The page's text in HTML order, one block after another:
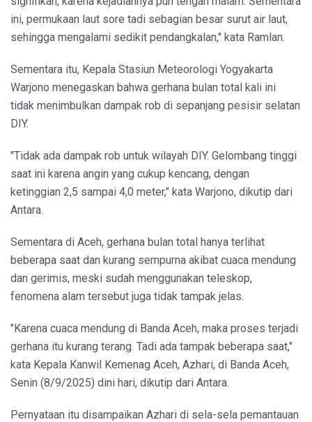
ini, permukaan laut sore tadi sebagian besar surut air laut,
sehingga mengalami sedikit pendangkalan," kata Ramlan.
Sementara itu, Kepala Stasiun Meteorologi Yogyakarta
Warjono menegaskan bahwa gerhana bulan total kali ini
tidak menimbulkan dampak rob di sepanjang pesisir selatan
DIY.
"Tidak ada dampak rob untuk wilayah DIY. Gelombang tinggi
saat ini karena angin yang cukup kencang, dengan
ketinggian 2,5 sampai 4,0 meter," kata Warjono, dikutip dari
Antara.
Sementara di Aceh, gerhana bulan total hanya terlihat
beberapa saat dan kurang sempurna akibat cuaca mendung
dan gerimis, meski sudah menggunakan teleskop,
fenomena alam tersebut juga tidak tampak jelas.
"Karena cuaca mendung di Banda Aceh, maka proses terjadi
gerhana itu kurang terang. Tadi ada tampak beberapa saat,"
kata Kepala Kanwil Kemenag Aceh, Azhari, di Banda Aceh,
Senin (8/9/2025) dini hari, dikutip dari Antara.
Pernyataan itu disampaikan Azhari di sela-sela pemantauan